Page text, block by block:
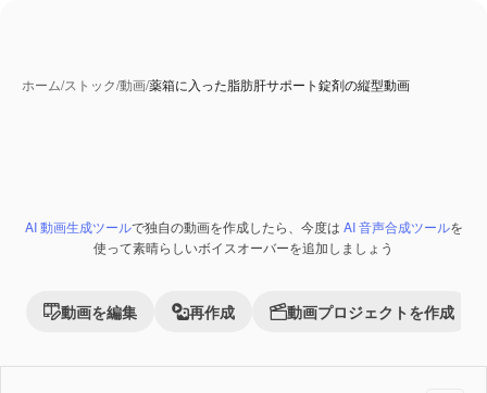
ホーム/ストック/動画/薬箱に入った脂肪肝サポート錠剤の縦型動画
Premium
AI 動画生成ツールで独自の動画を作成したら、今度は AI 音声合成ツールを
使って素晴らしいボイスオーバーを追加しましょう
動画を編集 再作成 動画プロジェクトを作成